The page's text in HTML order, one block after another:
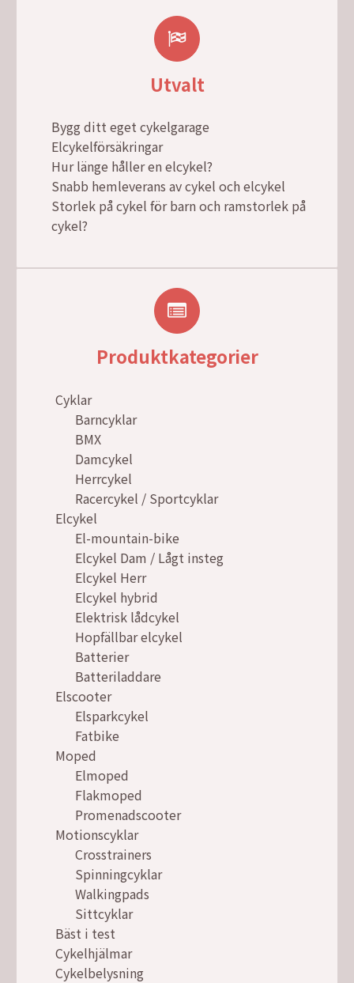
Utvalt
Bygg ditt eget cykelgarage
Elcykelförsäkringar
Hur länge håller en elcykel?
Snabb hemleverans av cykel och elcykel
Storlek på cykel för barn och ramstorlek på
cykel?
Produktkategorier
Cyklar
Barncyklar
BMX
Damcykel
Herrcykel
Racercykel / Sportcyklar
Elcykel
El-mountain-bike
Elcykel Dam / Lågt insteg
Elcykel Herr
Elcykel hybrid
Elektrisk lådcykel
Hopfällbar elcykel
Batterier
Batteriladdare
Elscooter
Elsparkcykel
Fatbike
Moped
Elmoped
Flakmoped
Promenadscooter
Motionscyklar
Crosstrainers
Spinningcyklar
Walkingpads
Sittcyklar
Bäst i test
Cykelhjälmar
Cykelbelysning